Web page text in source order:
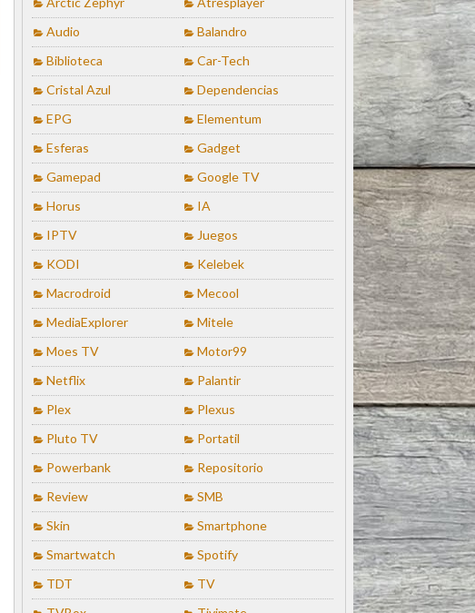
Audio
Balandro
Biblioteca
Car-Tech
Cristal Azul
Dependencias
EPG
Elementum
Esferas
Gadget
Gamepad
Google TV
Horus
IA
IPTV
Juegos
KODI
Kelebek
Macrodroid
Mecool
MediaExplorer
Mitele
Moes TV
Motor99
Netflix
Palantir
Plex
Plexus
Pluto TV
Portatil
Powerbank
Repositorio
Review
SMB
Skin
Smartphone
Smartwatch
Spotify
TDT
TV